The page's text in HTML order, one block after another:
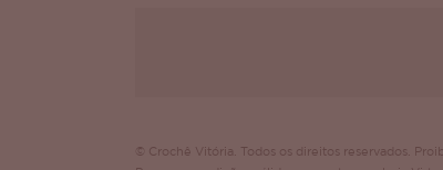
© Crochê Vitória. Todos os direitos reservados.